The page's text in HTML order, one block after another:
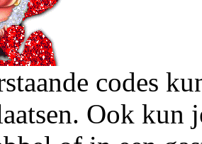
codes
Ook kun